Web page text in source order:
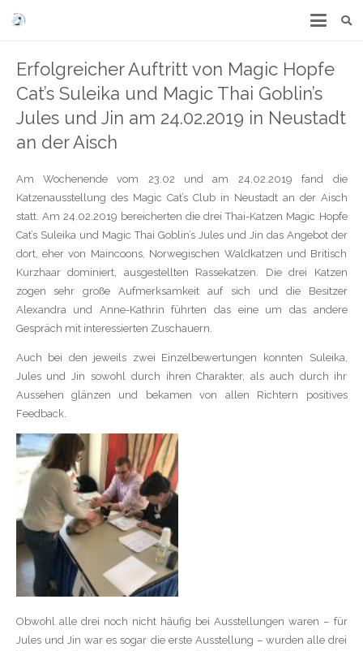
Erfolgreicher Auftritt von Magic Hopfe
Cat’s Suleika und Magic Thai Goblin’s
Jules und Jin am 24.02.2019 in Neustadt
an der Aisch
Am Wochenende vom 23.02 und am 24.02.2019 fand die
Katzenausstellung des Magic Cat’s Club in Neustadt an der Aisch
statt. Am 24.02.2019 bereicherten die drei Thai-Katzen Magic Hopfe
Cat’s Suleika und Magic Thai Goblin’s Jules und Jin das Angebot der
dort, eher von Maincoons, Norwegischen Waldkatzen und Britisch
Kurzhaar dominiert, ausgestellten Rassekatzen. Die drei Katzen
zogen sehr große Aufmerksamkeit auf sich und die Besitzer
Alexandra und Anne-Kathrin führten das eine um das andere
Gespräch mit interessierten Zuschauern.
Auch bei den jeweils zwei Einzelbewertungen konnten Suleika,
Jules und Jin sowohl durch ihren Charakter, als auch durch ihr
Aussehen glänzen und bekamen von allen Richtern positives
Feedback.
Obwohl alle drei noch nicht häufig bei Ausstellungen waren – für
Jules und Jin war es sogar die erste Ausstellung – wurden alle drei